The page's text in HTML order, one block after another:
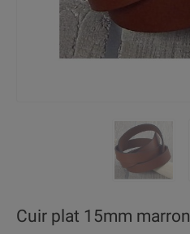
Cuir plat 15mm marron